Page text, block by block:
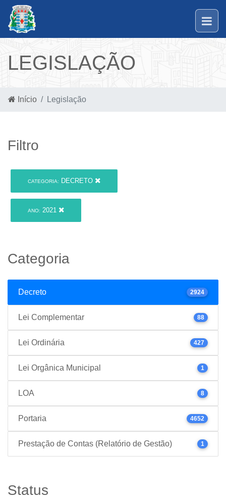
LEGISLAÇÃO
Início Legislação
Filtro
CATEGORIA: DECRETO
ANO: 2021
Categoria
Decreto 2924
Lei Complementar 88
Lei Ordinária 427
Lei Orgânica Municipal 1
LOA 8
Portaria 4652
Prestação de Contas (Relatório de Gestão) 1
Status